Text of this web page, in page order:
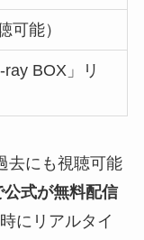
可能）
ray BOX」リ
去にも視聴可能
式が無料配信
にリアルタイ